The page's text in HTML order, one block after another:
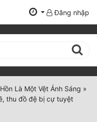
Đăng nhập
Là Một Vệt Ánh Sáng »
thu đồ đệ bị cự tuyệt